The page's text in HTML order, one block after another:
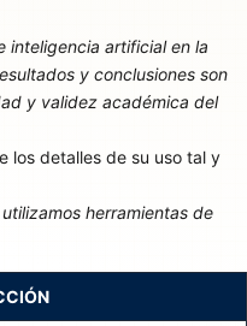
inteligencia artificial en la
y conclusiones son
y validez académica del
los detalles de su uso tal y
herramientas de